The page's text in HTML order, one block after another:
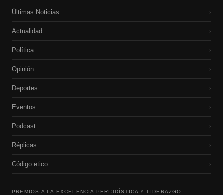
Últimas Noticias ›
Actualidad ›
Política ›
Opinión ›
Deportes ›
Eventos ›
Podcast ›
Réplicas ›
Código etico ›
PREMIOS A LA EXCELENCIA PERIODÍSTICA Y LIDERAZGO